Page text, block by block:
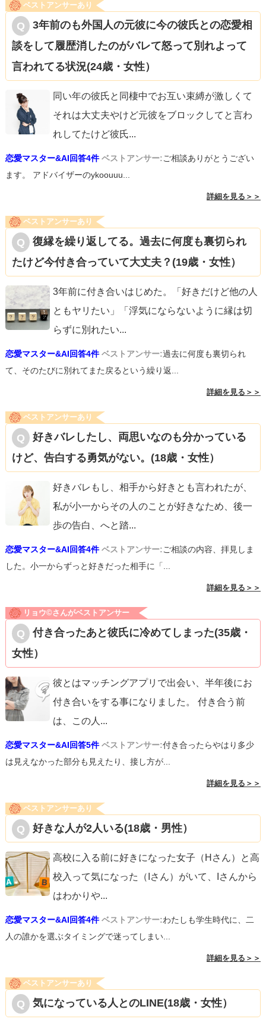
ベストアンサーあり
3年前のも外国人の元彼に今の彼氏との恋愛相
談をして履歴消したのがバレて怒って別れよって
言われてる状況(24歳・女性）
同い年の彼氏と同棲中でお互い束縛が激しくて
それは大丈夫やけど元彼をブロックしてと言わ
れしてたけど彼氏...
恋愛マスター&AI回答4件 ベストアンサー:ご相談ありがとうござい
ます。 アドバイザーのykoouuu...
詳細を見る＞＞
ベストアンサーあり
復縁を繰り返してる。過去に何度も裏切られ
たけど今付き合っていて大丈夫？(19歳・女性）
3年前に付き合いはじめた。「好きだけど他の人
ともヤリたい」「浮気にならないように縁は切
らずに別れたい...
恋愛マスター&AI回答4件 ベストアンサー:過去に何度も裏切られ
て、そのたびに別れてまた戻るという繰り返...
詳細を見る＞＞
ベストアンサーあり
好きバレしたし、両思いなのも分かっている
けど、告白する勇気がない。(18歳・女性）
好きバレもし、相手から好きとも言われたが、
私が小一からその人のことが好きなため、後一
歩の告白、へと踏...
恋愛マスター&AI回答4件 ベストアンサー:ご相談の内容、拝見しま
した。小一からずっと好きだった相手に「...
詳細を見る＞＞
リョウ©️さんがベストアンサー
付き合ったあと彼氏に冷めてしまった(35歳・
女性）
彼とはマッチングアプリで出会い、半年後にお
付き合いをする事になりました。 付き合う前
は、この人 ...
恋愛マスター&AI回答5件 ベストアンサー:付き合ったらやはり多少
は見えなかった部分も見えたり、接し方が...
詳細を見る＞＞
ベストアンサーあり
好きな人が2人いる(18歳・男性）
高校に入る前に好きになった女子（Hさん）と高
校入って気になった（Iさん）がいて、Iさんから
はわかりや...
恋愛マスター&AI回答4件 ベストアンサー:わたしも学生時代に、二
人の誰かを選ぶタイミングで迷ってしまい...
詳細を見る＞＞
ベストアンサーあり
気になっている人とのLINE(18歳・女性）